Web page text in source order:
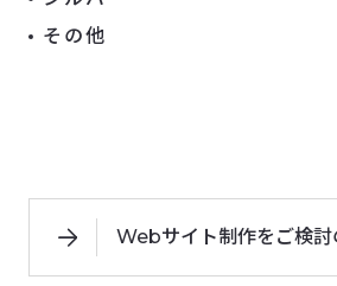
その他
Webサイト制作をご検討